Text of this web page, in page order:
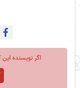
اگر نویسنده